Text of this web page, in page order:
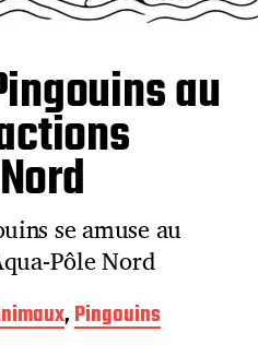
au
se amuse au
Pôle Nord
,Pingouins